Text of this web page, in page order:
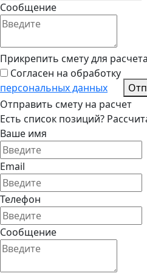
Сообщение
Прикрепить смету для расчета
Согласен на обработку
персональных данных
Отправить смету на расчет
Есть список позиций?
Ваше имя
Email
Телефон
Сообщение